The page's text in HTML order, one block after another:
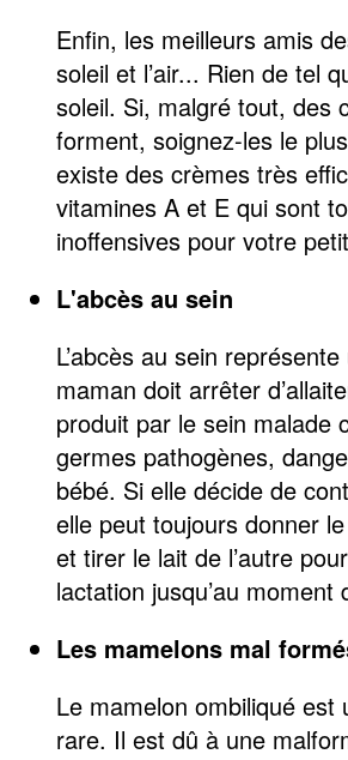
Enfin, les meilleurs amis
soleil et l’air... Rien de tel
soleil. Si, malgré tout, des
forment, soignez-les le
existe des crèmes très
vitamines A et E qui sont
inoffensives pour votre
L'abcès au sein
L’abcès au sein
maman doit arrêter
produit par le sein malade
germes pathogènes,
bébé. Si elle décide de
elle peut toujours donner
et tirer le lait de l’autre
lactation jusqu’au moment
Les mamelons mal
Le mamelon ombiliqué est
rare. Il est dû à une